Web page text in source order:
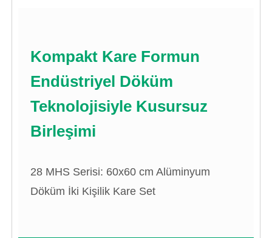
Kompakt Kare Formun
Endüstriyel Döküm
Teknolojisiyle Kusursuz
Birleşimi
28 MHS Serisi: 60x60 cm Alüminyum
Döküm İki Kişilik Kare Set